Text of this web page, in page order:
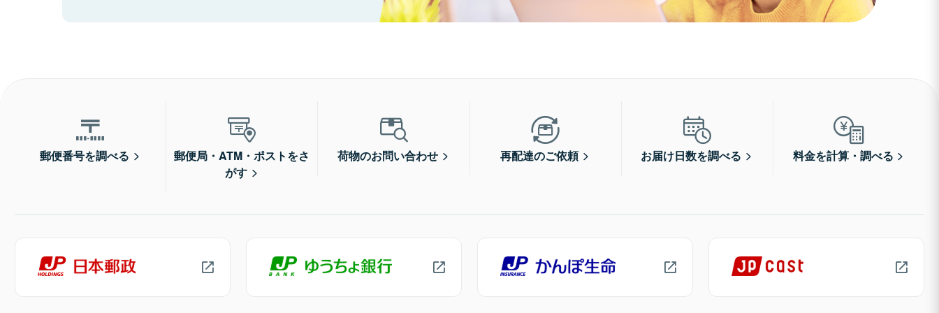
郵便番号を調べる
郵便局・ATM・ポストをさ
がす
荷物のお問い合わせ 再配達のご依頼 お届け日数を調べる 料金を計算・調べる